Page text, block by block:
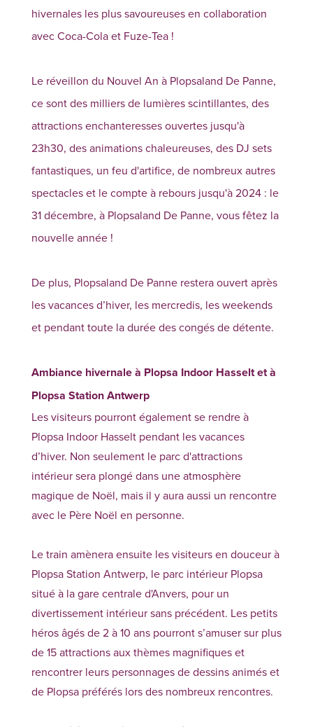
hivernales les plus savoureuses en collaboration
avec Coca-Cola et Fuze-Tea !
Le réveillon du Nouvel An à Plopsaland De Panne,
ce sont des milliers de lumières scintillantes, des
attractions enchanteresses ouvertes jusqu'à
23h30, des animations chaleureuses, des DJ sets
fantastiques, un feu d'artifice, de nombreux autres
spectacles et le compte à rebours jusqu'à 2024 : le
31 décembre, à Plopsaland De Panne, vous fêtez la
nouvelle année !
De plus, Plopsaland De Panne restera ouvert après
les vacances d’hiver, les mercredis, les weekends
et pendant toute la durée des congés de détente.
Ambiance hivernale à Plopsa Indoor Hasselt et à
Plopsa Station Antwerp
Les visiteurs pourront également se rendre à
Plopsa Indoor Hasselt pendant les vacances
d’hiver. Non seulement le parc d'attractions
intérieur sera plongé dans une atmosphère
magique de Noël, mais il y aura aussi un rencontre
avec le Père Noël en personne.
Le train amènera ensuite les visiteurs en douceur à
Plopsa Station Antwerp, le parc intérieur Plopsa
situé à la gare centrale d'Anvers, pour un
divertissement intérieur sans précédent. Les petits
héros âgés de 2 à 10 ans pourront s’amuser sur plus
de 15 attractions aux thèmes magnifiques et
rencontrer leurs personnages de dessins animés et
de Plopsa préférés lors des nombreux rencontres.